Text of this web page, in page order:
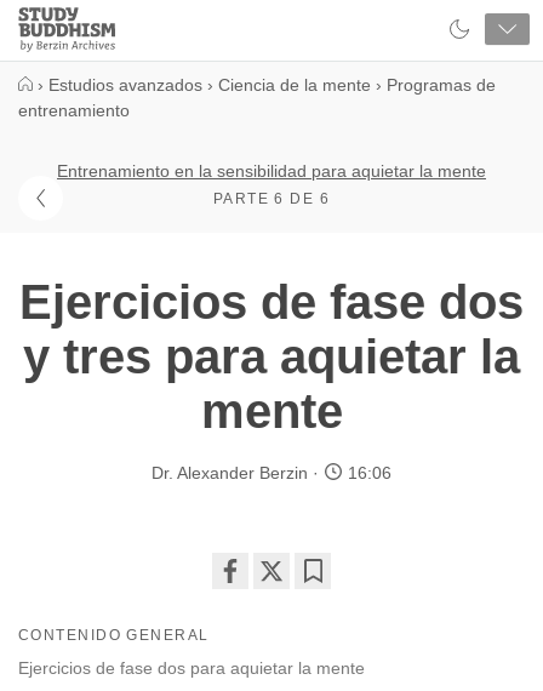
Close
Study
Buddhism
› Estudios avanzados › Ciencia de la mente › Programas de
entrenamiento
Entrenamiento en la sensibilidad para aquietar la mente
PARTE 6 DE 6
Ejercicios de fase dos
y tres para aquietar la
mente
Dr. Alexander Berzin 16:06
facebook
CONTENIDO GENERAL
Ejercicios de fase dos para aquietar la mente